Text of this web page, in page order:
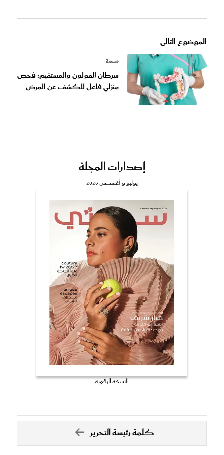
الموضوع التالى
صحة
سرطان القولون والمستقيم: فحص
منزلي فاعل للكشف عن المرض
إصدارات المجلة
يوليو و أغسطس 2026
النسخة الرقمية
كلمة رئيسة التحرير